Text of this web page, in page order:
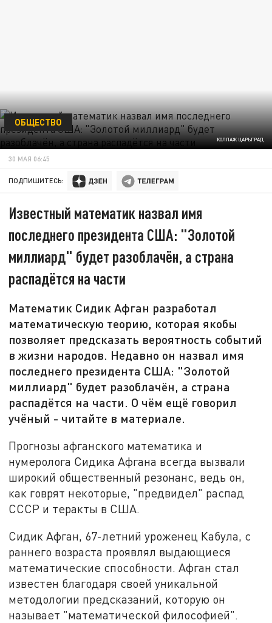
КОЛЛАЖ ЦАРЬГРАД
ОБЩЕСТВО
30 МАЯ 06:45
ПОДПИШИТЕСЬ:
Известный математик назвал имя
последнего президента США: "Золотой
миллиард" будет разоблачён, а страна
распадётся на части
Математик Сидик Афган разработал
математическую теорию, которая якобы
позволяет предсказать вероятность событий
в жизни народов. Недавно он назвал имя
последнего президента США: "Золотой
миллиард" будет разоблачён, а страна
распадётся на части. О чём ещё говорил
учёный - читайте в материале.
Прогнозы афганского математика и
нумеролога Сидика Афгана всегда вызвали
широкий общественный резонанс, ведь он,
как говрят некоторые, "предвидел" распад
СССР и теракты в США.
Сидик Афган, 67-летний уроженец Кабула, с
раннего возраста проявлял выдающиеся
математические способности. Афган стал
известен благодаря своей уникальной
методологии предсказаний, которую он
называет "математической философией".